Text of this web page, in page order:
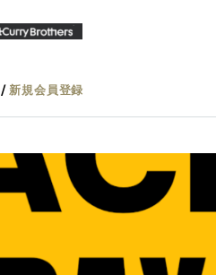
/新規会員登録